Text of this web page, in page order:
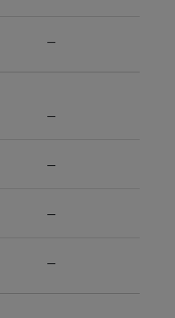
—
—
—
—
—